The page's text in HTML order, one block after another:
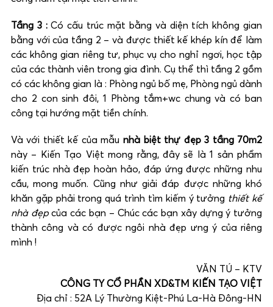
Tầng 3 :Có cấu trúc mặt bằng và diện tích không gian
bằng với của tầng 2 – và được thiết kế khép kín để làm
các không gian riêng tư, phục vụ cho nghỉ ngơi, học tập
của các thành viên trong gia đình. Cụ thể thì tầng 2 gồm
có các không gian là : Phòng ngủ bố mẹ, Phòng ngủ dành
cho 2 con sinh đôi, 1 Phòng tắm+wc chung và có ban
công tại hướng mặt tiền chính.
Và với thiết kế của mẫu nhà biệt thự đẹp 3 tầng 70m2
này – Kiến Tạo Việt mong rằng, đây sẽ là 1 sản phẩm
kiến trúc nhà đẹp hoàn hảo, đáp ứng được những nhu
cầu, mong muốn. Cũng như giải đáp được những khó
khăn gặp phải trong quá trình tìm kiếm ý tưởng thiết kế
nhà đẹpcủa các bạn – Chúc các bạn xây dựng ý tưởng
thành công và có được ngôi nhà đẹp ưng ý của riêng
mình !
VĂN TÚ – KTV
CÔNG TY CỔ PHẦN XD&TM KIẾN TẠO VIỆT
Địa chỉ : 52A Lý Thường Kiệt-Phú La-Hà Đông-HN